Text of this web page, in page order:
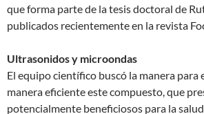
que forma parte de la tesis doctoral de
publicados recientemente en la revista
Ultrasonidos y microondas
El equipo científico buscó la manera para
manera eficiente este compuesto, que
potencialmente beneficiosos para la